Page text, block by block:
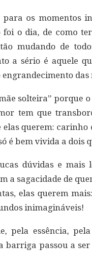
os momentos
o dia, de como
mudando de
a sério é aquele
solteira” porque
tem que
querem:
é bem vivida a dois
dúvidas e
a sagacidade de
elas querem
inimagináveis!
pela essência,
passou a